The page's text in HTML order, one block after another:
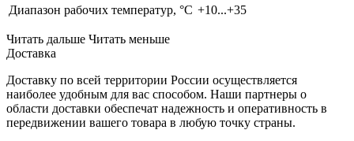
Диапазон рабочих температур, °C +10...+35
Читать дальше Читать меньше
Доставка
Доставку по всей территории России осуществляется
наиболее удобным для вас способом. Наши партнеры о
области доставки обеспечат надежность и оперативность в
передвижении вашего товара в любую точку страны.